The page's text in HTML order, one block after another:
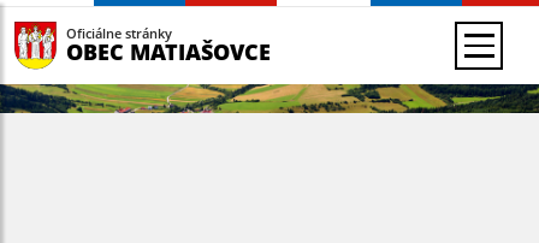
Oficiálne stránky
OBEC MATIAŠOVCE